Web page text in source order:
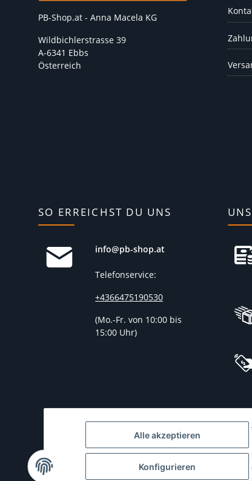
Alle akzeptieren
Konfigurieren
PB-Shop.at - Anna Macela KG
Wildbichlerstrasse 39
A-6341 Ebbs
Österreich
SO ERREICHST DU UNS
info@pb-shop.at
Telefonservice:
+4366475190530
(Mo.-Fr. von 10:00 bis
15:00 Uhr)